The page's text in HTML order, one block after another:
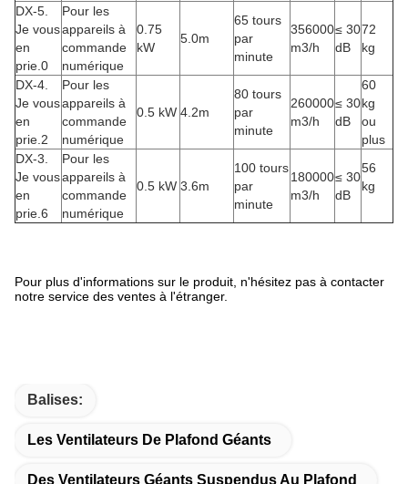
DX-5.
Je vous
en
prie.0
Pour les
appareils à
commande
numérique
0.75
kW
5.0m
65 tours
par
minute
356000
m3/h
≤ 30
dB
72
kg
DX-4.
Je vous
en
prie.2
Pour les
appareils à
commande
numérique
0.5 kW 4.2m
80 tours
par
minute
260000
m3/h
≤ 30
dB
60
kg
ou
plus
DX-3.
Je vous
en
prie.6
Pour les
appareils à
commande
numérique
0.5 kW 3.6m
100 tours
par
minute
180000
m3/h
≤ 30
dB
56
kg
Pour plus d'informations sur le produit, n'hésitez pas à contacter
notre service des ventes à l'étranger.
Balises:
Les Ventilateurs De Plafond Géants
Des Ventilateurs Géants Suspendus Au Plafond